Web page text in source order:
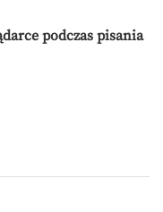
podczas pisania